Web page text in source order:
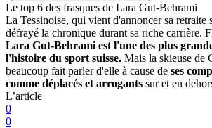
Le top 6 des frasques de Lara Gut-Behrami
La Tessinoise, qui vient d'annoncer sa retraite
défrayé la chronique durant sa riche carrière.
Lara Gut-Behrami est l'une des plus
l'histoire du sport suisse. Mais la skieuse de
beaucoup fait parler d'elle à cause de ses
comme déplacés et arrogants sur et en
L’article
0
0